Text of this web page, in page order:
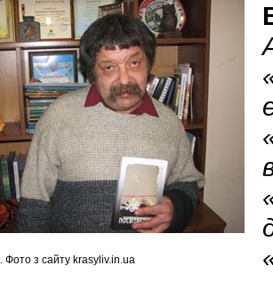
Фото з сайту krasyliv.in.ua